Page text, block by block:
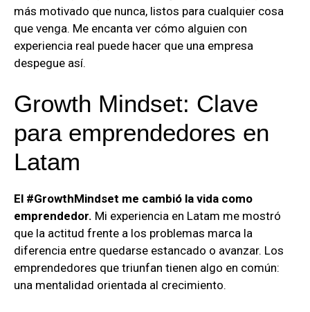
más motivado que nunca, listos para cualquier cosa
que venga. Me encanta ver cómo alguien con
experiencia real puede hacer que una empresa
despegue así.
Growth Mindset: Clave
para emprendedores en
Latam
El #GrowthMindset me cambió la vida como
emprendedor. Mi experiencia en Latam me mostró
que la actitud frente a los problemas marca la
diferencia entre quedarse estancado o avanzar. Los
emprendedores que triunfan tienen algo en común:
una mentalidad orientada al crecimiento.